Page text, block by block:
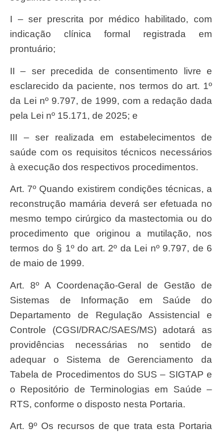
I – ser prescrita por médico habilitado, com
indicação clínica formal registrada em
prontuário;
II – ser precedida de consentimento livre e
esclarecido da paciente, nos termos do art. 1º
da Lei nº 9.797, de 1999, com a redação dada
pela Lei nº 15.171, de 2025; e
III – ser realizada em estabelecimentos de
saúde com os requisitos técnicos necessários
à execução dos respectivos procedimentos.
Art. 7º Quando existirem condições técnicas, a
reconstrução mamária deverá ser efetuada no
mesmo tempo cirúrgico da mastectomia ou do
procedimento que originou a mutilação, nos
termos do § 1º do art. 2º da Lei nº 9.797, de 6
de maio de 1999.
Art. 8º A Coordenação-Geral de Gestão de
Sistemas de Informação em Saúde do
Departamento de Regulação Assistencial e
Controle (CGSI/DRAC/SAES/MS) adotará as
providências necessárias no sentido de
adequar o Sistema de Gerenciamento da
Tabela de Procedimentos do SUS – SIGTAP e
o Repositório de Terminologias em Saúde –
RTS, conforme o disposto nesta Portaria.
Art. 9º Os recursos de que trata esta Portaria